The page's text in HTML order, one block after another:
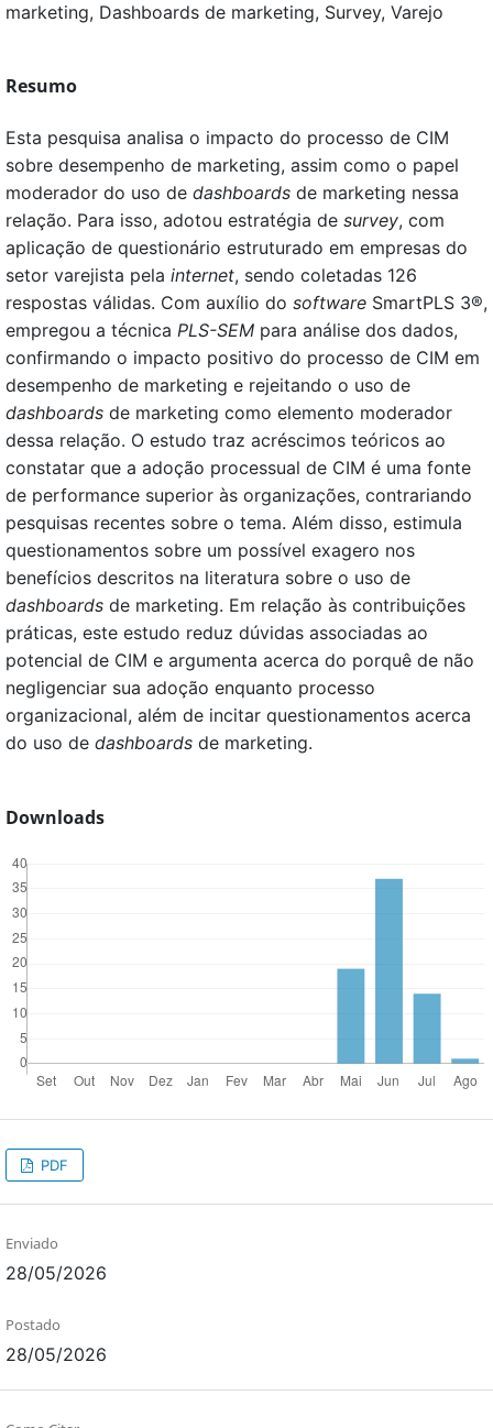
marketing, Dashboards de marketing, Survey, Varejo
Resumo
Esta pesquisa analisa o impacto do processo de CIM
sobre desempenho de marketing, assim como o papel
moderador do uso de dashboards de marketing nessa
relação. Para isso, adotou estratégia de survey, com
aplicação de questionário estruturado em empresas do
setor varejista pela internet, sendo coletadas 126
respostas válidas. Com auxílio do software SmartPLS 3®,
empregou a técnica PLS-SEM para análise dos dados,
confirmando o impacto positivo do processo de CIM em
desempenho de marketing e rejeitando o uso de
dashboards de marketing como elemento moderador
dessa relação. O estudo traz acréscimos teóricos ao
constatar que a adoção processual de CIM é uma fonte
de performance superior às organizações, contrariando
pesquisas recentes sobre o tema. Além disso, estimula
questionamentos sobre um possível exagero nos
benefícios descritos na literatura sobre o uso de
dashboards de marketing. Em relação às contribuições
práticas, este estudo reduz dúvidas associadas ao
potencial de CIM e argumenta acerca do porquê de não
negligenciar sua adoção enquanto processo
organizacional, além de incitar questionamentos acerca
do uso de dashboards de marketing.
Downloads
PDF
Enviado
28/05/2026
Postado
28/05/2026